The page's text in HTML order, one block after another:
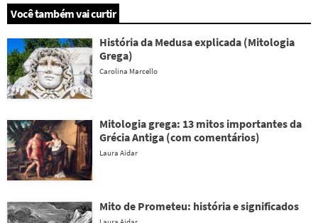
Você também vai curtir
História da Medusa explicada (Mitologia
Grega)
Carolina Marcello
Mitologia grega: 13 mitos importantes da
Grécia Antiga (com comentários)
Laura Aidar
Mito de Prometeu: história e significados